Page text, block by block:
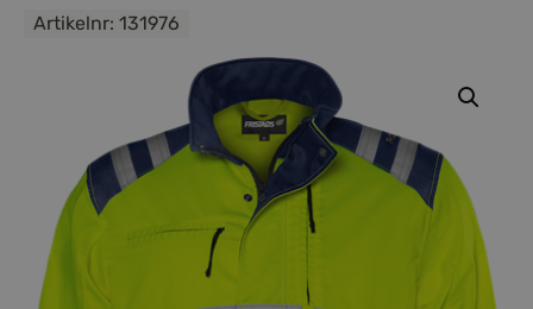
REA
Profilkläder
Mitt konto
Artikelnr: 131976